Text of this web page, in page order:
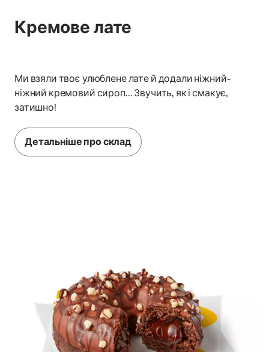
Кремове лате
Ми взяли твоє улюблене лате й додали ніжний-
ніжний кремовий сироп... Звучить, як і смакує,
затишно!
Детальніше про склад